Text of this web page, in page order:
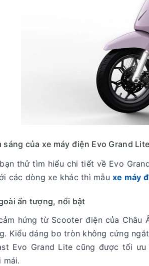
sáng của xe máy điện Evo Grand Lite
thử tìm hiểu chi tiết về Evo
các dòng xe khác thì mẫu xe máy
ấn tượng, nổi bật
hứng từ Scooter điện của
Kiểu dáng bo tròn không cứng
Evo Grand Lite cũng được tối
mái.